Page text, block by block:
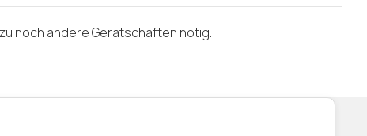
noch andere Gerätschaften nötig.